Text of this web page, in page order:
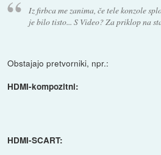
Iz firbca me zanima, če tele konzole
je bilo tisto... S Video? Za priklop na
Obstajajo pretvorniki, npr.:
HDMI-kompozitni:
HDMI-SCART: